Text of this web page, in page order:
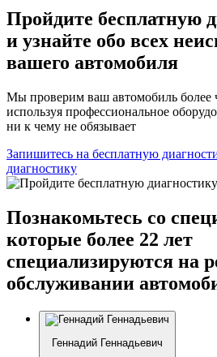
Пройдите бесплатную
и узнайте обо всех
вашего автомобиля
Мы проверим ваш автомобиль более
используя профессиональное
ни к чему не обязывает
Запишитесь на бесплатную
диагностику
Познакомьтесь со
которые более 22 лет
специализируются на
обслуживании
Геннадий Геннадьевич